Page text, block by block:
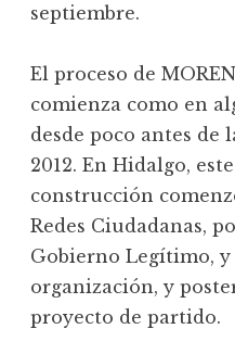
septiembre.
El proceso de
comienza como en
desde poco antes de
2012. En Hidalgo,
construcción
Redes Ciudadanas,
Gobierno Legítimo, y
organización, y
proyecto de partido.